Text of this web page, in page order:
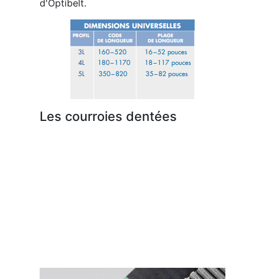
d'Optibelt.
Les courroies dentées